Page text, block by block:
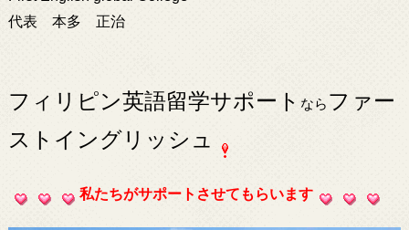
代表 本多 正治
フィリピン英語留学サポート なら ファー
ストイングリッシュ
私たちがサポートさせてもらいます